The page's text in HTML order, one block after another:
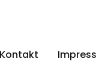
Kontakt